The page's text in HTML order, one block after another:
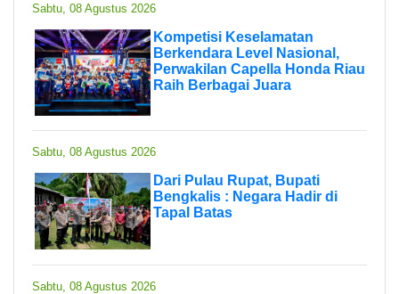
Sabtu, 08 Agustus 2026
Kompetisi Keselamatan
Berkendara Level Nasional,
Perwakilan Capella Honda Riau
Raih Berbagai Juara
Sabtu, 08 Agustus 2026
Dari Pulau Rupat, Bupati
Bengkalis : Negara Hadir di
Tapal Batas
Sabtu, 08 Agustus 2026